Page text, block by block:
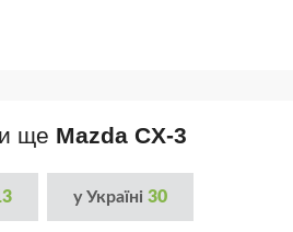
ще Mazda CX-3
у Україні 30